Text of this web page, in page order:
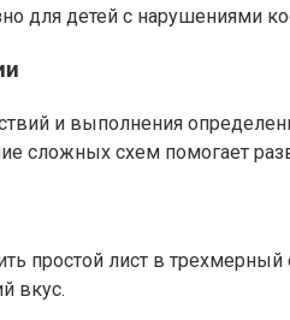
для детей с нарушениями
и выполнения
схем помогает
простой лист в
вкус.